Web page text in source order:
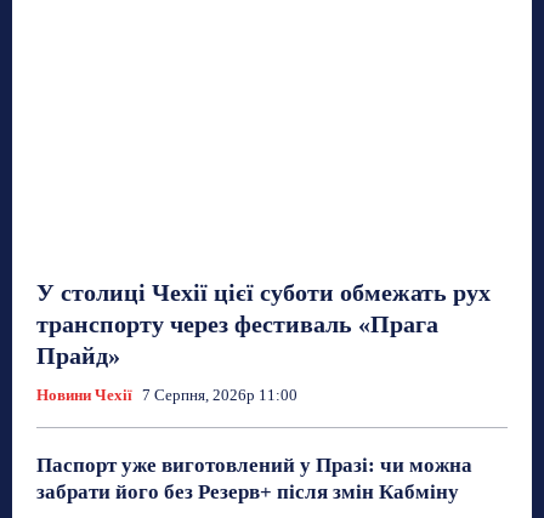
У столиці Чехії цієї суботи обмежать рух
транспорту через фестиваль «Прага
Прайд»
Новини Чехії 7 Серпня, 2026р 11:00
Паспорт уже виготовлений у Празі: чи можна
забрати його без Резерв+ після змін Кабміну